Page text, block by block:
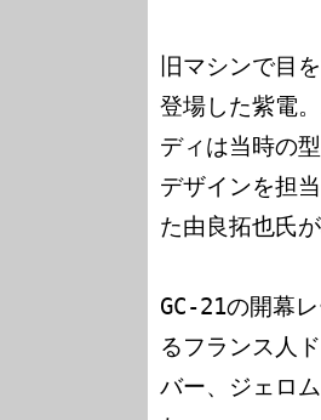
旧マシンで目
登場した紫電
ディは当時の
デザインを担
た由良拓也氏が
GC-21の開幕
るフランス人
バー、ジェロ